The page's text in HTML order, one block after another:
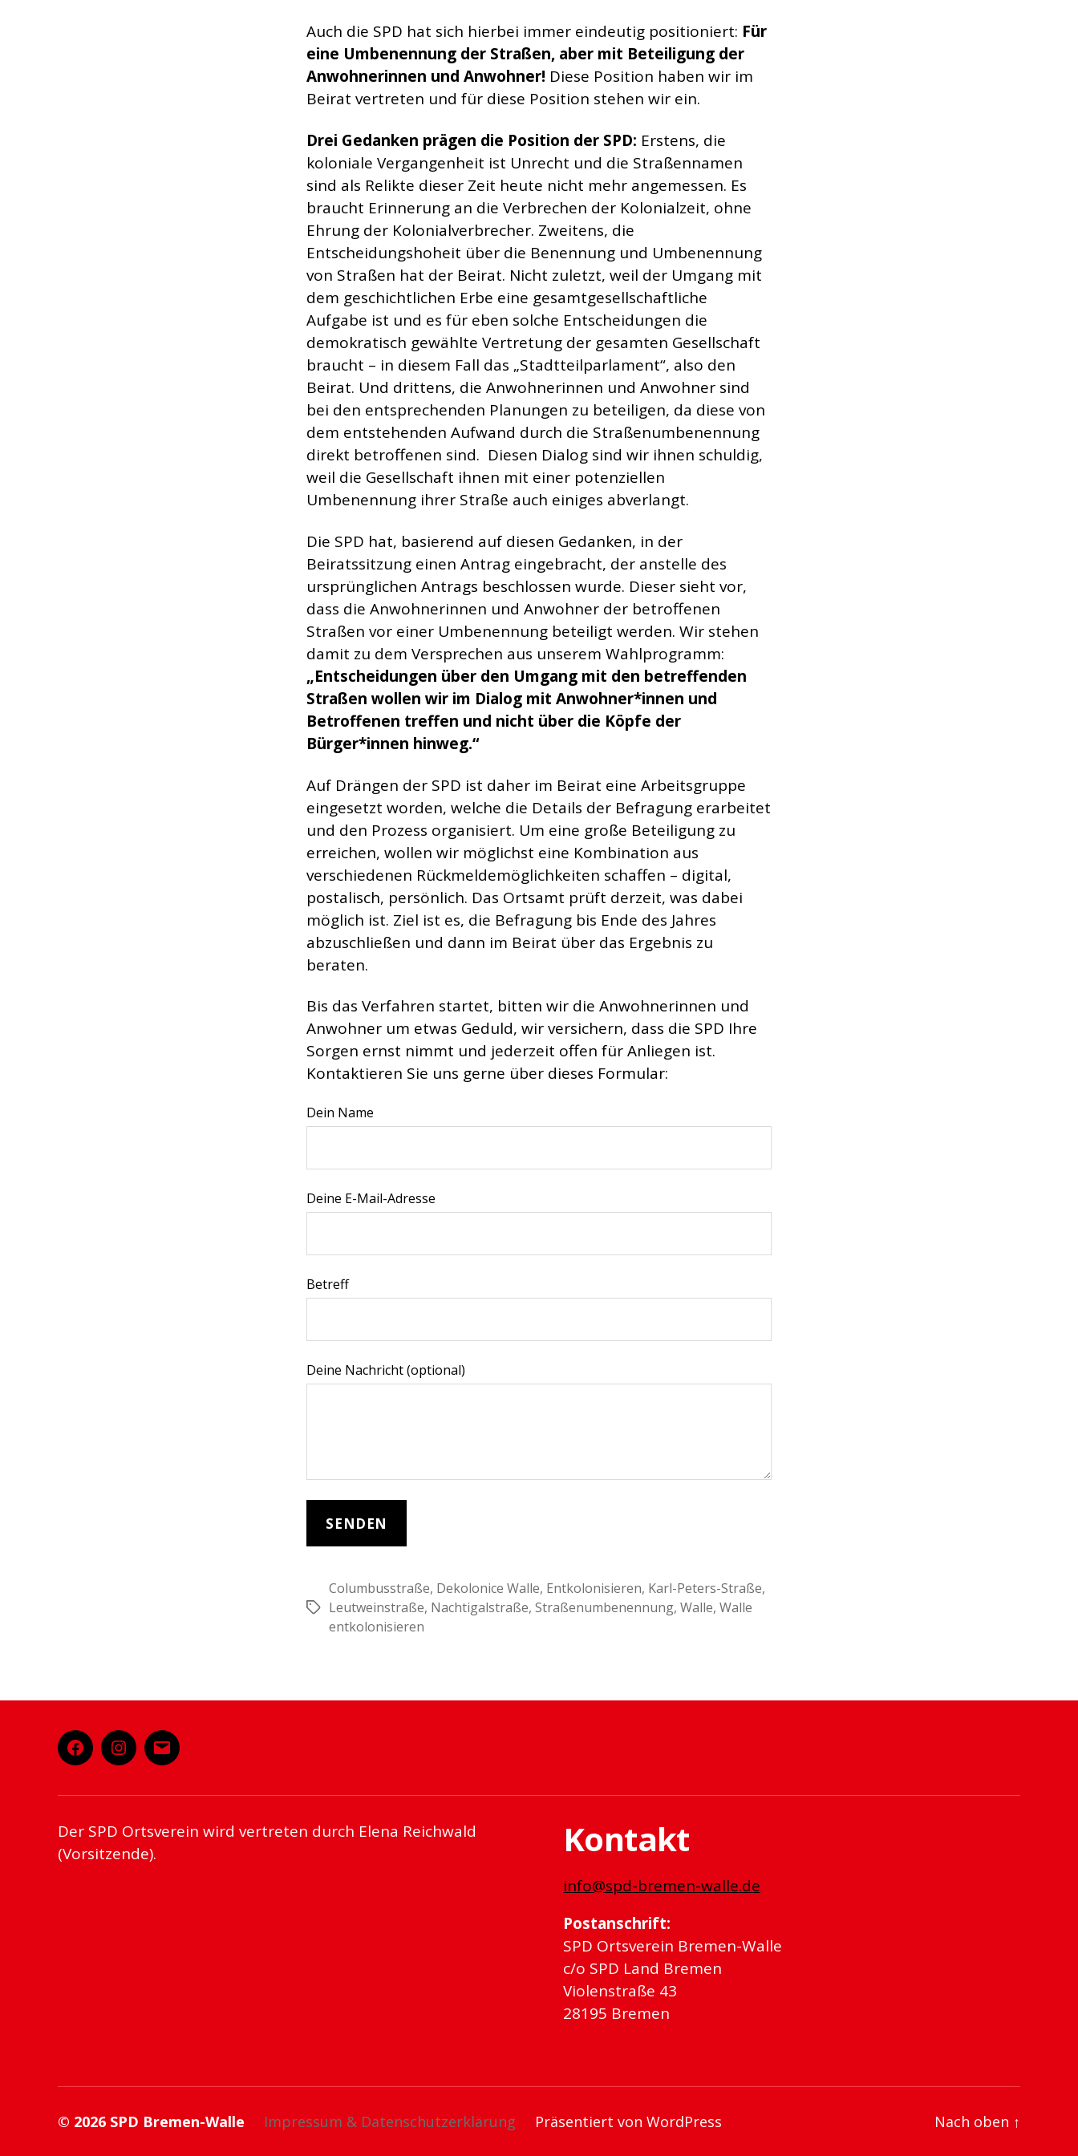
Auch die SPD hat sich hierbei immer eindeutig positioniert: Für
eine Umbenennung der Straßen, aber mit Beteiligung der
Anwohnerinnen und Anwohner! Diese Position haben wir im
Beirat vertreten und für diese Position stehen wir ein.
Drei Gedanken prägen die Position der SPD: Erstens, die
koloniale Vergangenheit ist Unrecht und die Straßennamen
sind als Relikte dieser Zeit heute nicht mehr angemessen. Es
braucht Erinnerung an die Verbrechen der Kolonialzeit, ohne
Ehrung der Kolonialverbrecher. Zweitens, die
Entscheidungshoheit über die Benennung und Umbenennung
von Straßen hat der Beirat. Nicht zuletzt, weil der Umgang mit
dem geschichtlichen Erbe eine gesamtgesellschaftliche
Aufgabe ist und es für eben solche Entscheidungen die
demokratisch gewählte Vertretung der gesamten Gesellschaft
braucht – in diesem Fall das „Stadtteilparlament“, also den
Beirat. Und drittens, die Anwohnerinnen und Anwohner sind
bei den entsprechenden Planungen zu beteiligen, da diese von
dem entstehenden Aufwand durch die Straßenumbenennung
direkt betroffenen sind. Diesen Dialog sind wir ihnen schuldig,
weil die Gesellschaft ihnen mit einer potenziellen
Umbenennung ihrer Straße auch einiges abverlangt.
Die SPD hat, basierend auf diesen Gedanken, in der
Beiratssitzung einen Antrag eingebracht, der anstelle des
ursprünglichen Antrags beschlossen wurde. Dieser sieht vor,
dass die Anwohnerinnen und Anwohner der betroffenen
Straßen vor einer Umbenennung beteiligt werden. Wir stehen
damit zu dem Versprechen aus unserem Wahlprogramm:
„Entscheidungen über den Umgang mit den betreffenden
Straßen wollen wir im Dialog mit Anwohner*innen und
Betroffenen treffen und nicht über die Köpfe der
Bürger*innen hinweg.“
Auf Drängen der SPD ist daher im Beirat eine Arbeitsgruppe
eingesetzt worden, welche die Details der Befragung erarbeitet
und den Prozess organisiert. Um eine große Beteiligung zu
erreichen, wollen wir möglichst eine Kombination aus
verschiedenen Rückmeldemöglichkeiten schaffen – digital,
postalisch, persönlich. Das Ortsamt prüft derzeit, was dabei
möglich ist. Ziel ist es, die Befragung bis Ende des Jahres
abzuschließen und dann im Beirat über das Ergebnis zu
beraten.
Bis das Verfahren startet, bitten wir die Anwohnerinnen und
Anwohner um etwas Geduld, wir versichern, dass die SPD Ihre
Sorgen ernst nimmt und jederzeit offen für Anliegen ist.
Kontaktieren Sie uns gerne über dieses Formular:
Dein Name
Deine E-Mail-Adresse
Betreff
Deine Nachricht (optional)
Schlagwörter
Columbusstraße, Dekolonice Walle, Entkolonisieren, Karl-Peters-Straße,
Leutweinstraße, Nachtigalstraße, Straßenumbenennung, Walle, Walle
entkolonisieren
FacebookInstagram
E-
Der SPD Ortsverein wird vertreten durch Elena Reichwald
(Vorsitzende).
Kontakt
info@spd-bremen-walle.de
Postanschrift:
SPD Ortsverein Bremen-Walle
c/o SPD Land Bremen
Violenstraße 43
28195 Bremen
© 2026 SPD Bremen-Walle Impressum & Datenschutzerklärung Präsentiert von WordPress Nach oben ↑